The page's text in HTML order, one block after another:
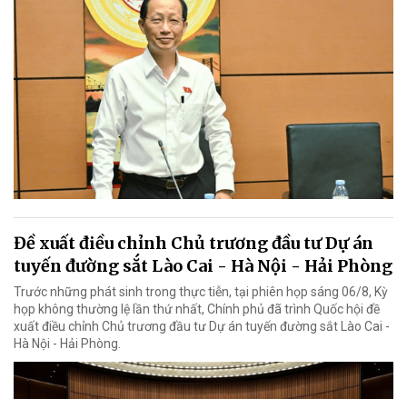
Đề xuất điều chỉnh Chủ trương đầu tư Dự án
tuyến đường sắt Lào Cai - Hà Nội - Hải Phòng
Trước những phát sinh trong thực tiễn, tại phiên họp sáng 06/8, Kỳ
họp không thường lệ lần thứ nhất, Chính phủ đã trình Quốc hội đề
xuất điều chỉnh Chủ trương đầu tư Dự án tuyến đường sắt Lào Cai -
Hà Nội - Hải Phòng.